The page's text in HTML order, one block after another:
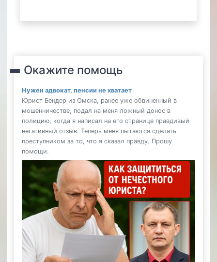
Окажите помощь
Нужен адвокат, пенсии не хватает
Юрист Бендер из Омска, ранее уже обвиненный в
мошенничестве, подал на меня ложный донос в
полицию, когда я написал на его странице правдивый
негативный отзыв. Теперь меня пытаются сделать
преступником за то, что я сказал правду. Прошу
помощи.